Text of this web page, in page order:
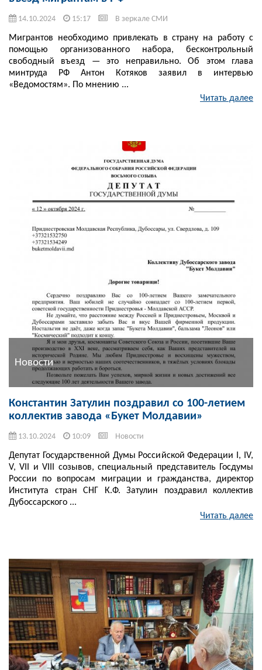
14.10.2024 15:17 В зеркале СМИ
Мигрантов необходимо привлекать в страну на работу с
помощью организованного набора, бесконтрольный
свободный въезд — это неправильно. Об этом глава
минтруда РФ Антон Котяков заявил в интервью
«Ведомостям». По мнению ...
Читать далее
Новости
Константин Затулин поздравил со 100-летием
коллектив завода «Букет Молдавии»
13.10.2024 10:09 Новости
Депутат Государственной Думы Российской Федерации I, IV,
V, VII и VIII созывов, специальный представитель Госдумы
России по вопросам миграции и гражданства, директор
Института стран СНГ К.Ф. Затулин поздравил коллектив
Дубоссарского ...
Читать далее